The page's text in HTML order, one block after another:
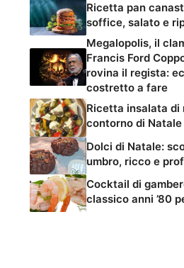
Ricetta pan
soffice, salato e
Megalopolis, il
Francis Ford
rovina il regista:
costretto a fare
Ricetta insalata di
contorno di
Dolci di Natale:
umbro, ricco e
Cocktail di
classico anni ’80